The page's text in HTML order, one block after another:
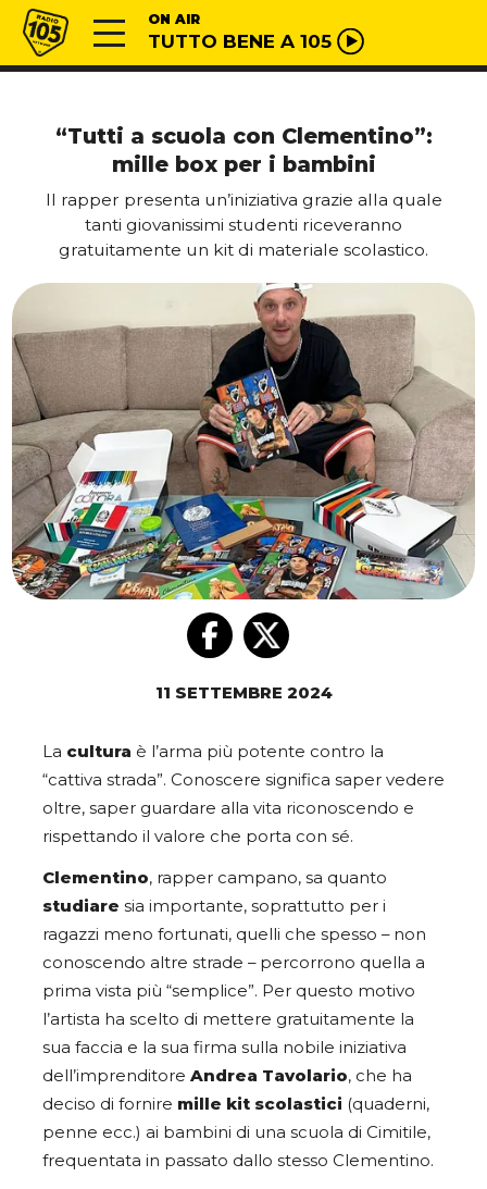
Vai al contenuto
Radio 105 ON AIR
TUTTO BENE A 105
“Tutti a scuola con Clementino”:
mille box per i bambini
Il rapper presenta un’iniziativa grazie alla quale
tanti giovanissimi studenti riceveranno
gratuitamente un kit di materiale scolastico.
11 SETTEMBRE 2024
La cultura è l’arma più potente contro la
“cattiva strada”. Conoscere significa saper vedere
oltre, saper guardare alla vita riconoscendo e
rispettando il valore che porta con sé.
Clementino, rapper campano, sa quanto
studiare sia importante, soprattutto per i
ragazzi meno fortunati, quelli che spesso – non
conoscendo altre strade – percorrono quella a
prima vista più “semplice”. Per questo motivo
l’artista ha scelto di mettere gratuitamente la
sua faccia e la sua firma sulla nobile iniziativa
dell’imprenditore Andrea Tavolario, che ha
deciso di fornire mille kit scolastici (quaderni,
penne ecc.) ai bambini di una scuola di Cimitile,
frequentata in passato dallo stesso Clementino.